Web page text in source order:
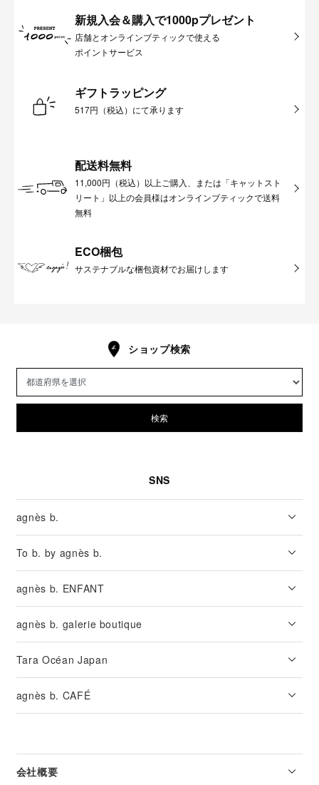
新規入会＆購入で1000pプレゼント
店舗とオンラインブティックで使える
ポイントサービス
ギフトラッピング
517円（税込）にて承ります
配送料無料
11,000円（税込）以上ご購入、または「キャットスト
リート」以上の会員様はオンラインブティックで送料
無料
ECO梱包
サステナブルな梱包資材でお届けします
ショップ検索
検索
SNS
agnès b.
To b. by agnès b.
agnès b. ENFANT
agnès b. galerie boutique
Tara Océan Japan
agnès b. CAFÉ
会社概要